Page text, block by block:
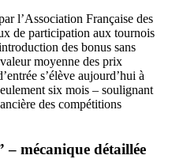
l’Association Française des
de participation aux tournois
des bonus sans
moyenne des prix
s’élève aujourd’hui à
six mois – soulignant
des compétitions
mécanique détaillée